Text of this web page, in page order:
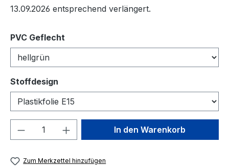
13.09.2026 entsprechend verlängert.
PVC Geflecht
Stoffdesign
Produkt Anzahl: Gib denIn den Warenkorb
Zum Merkzettel hinzufügen